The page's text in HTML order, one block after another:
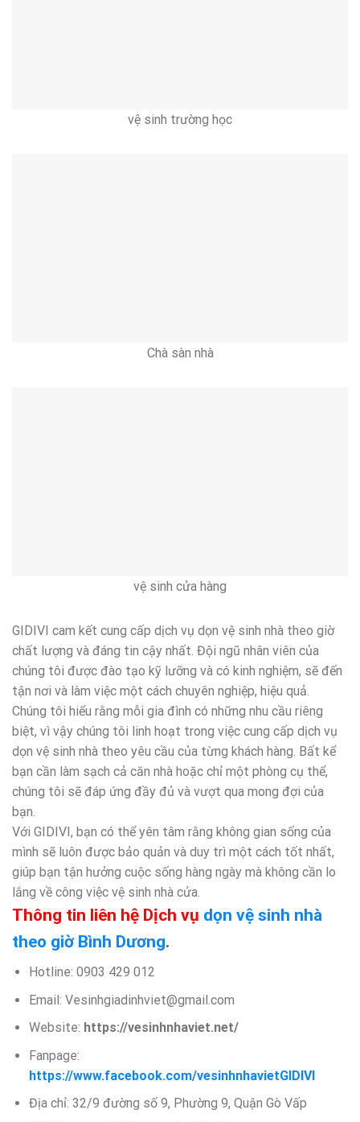
vệ sinh trường học
Chà sàn nhà
vệ sinh cửa hàng
GIDIVI cam kết cung cấp dịch vụ dọn vệ sinh nhà theo giờ
chất lượng và đáng tin cậy nhất. Đội ngũ nhân viên của
chúng tôi được đào tạo kỹ lưỡng và có kinh nghiệm, sẽ đến
tận nơi và làm việc một cách chuyên nghiệp, hiệu quả.
Chúng tôi hiểu rằng mỗi gia đình có những nhu cầu riêng
biệt, vì vậy chúng tôi linh hoạt trong việc cung cấp dịch vụ
dọn vệ sinh nhà theo yêu cầu của từng khách hàng. Bất kể
bạn cần làm sạch cả căn nhà hoặc chỉ một phòng cụ thể,
chúng tôi sẽ đáp ứng đầy đủ và vượt qua mong đợi của
bạn.
Với GIDIVI, bạn có thể yên tâm rằng không gian sống của
mình sẽ luôn được bảo quản và duy trì một cách tốt nhất,
giúp bạn tận hưởng cuộc sống hàng ngày mà không cần lo
lắng về công việc vệ sinh nhà cửa.
Thông tin liên hệ Dịch vụ dọn vệ sinh nhà
theo giờ Bình Dương.
Hotline: 0903 429 012
Email: Vesinhgiadinhviet@gmail.com
Website: https://vesinhnhaviet.net/
Fanpage:
https://www.facebook.com/vesinhnhavietGIDIVI
Địa chỉ: 32/9 đường số 9, Phường 9, Quận Gò Vấp